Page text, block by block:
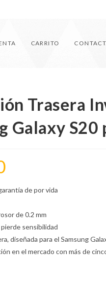
CARRITO
Trasera
Galaxy S20
de por vida
de 0.2 mm
sensibilidad
diseñada para el Samsung
en el mercado con más de